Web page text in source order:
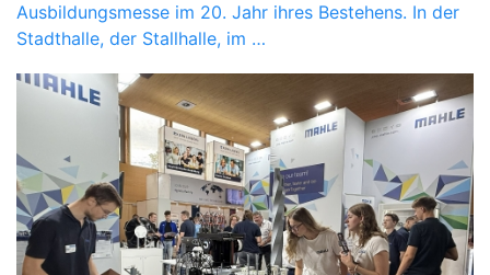
Ausbildungsmesse im 20. Jahr ihres Bestehens. In der
Stadthalle, der Stallhalle, im …